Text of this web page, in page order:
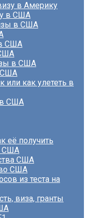
в Америку
в США
в США
США
в США
США
как улететь в
в США
её получить
США
США
США
из теста на
виза, гранты